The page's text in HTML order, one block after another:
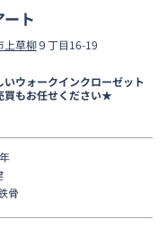
ト
上草柳９丁目16-19
ウォークインクローゼット
もお任せください★
骨